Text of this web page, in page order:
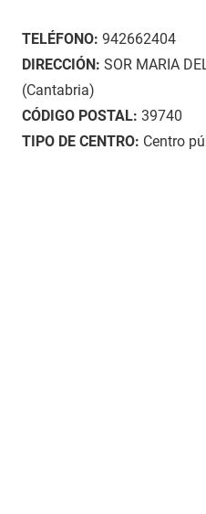
TELÉFONO: 942662404
DIRECCIÓN: SOR MARIA
(Cantabria)
CÓDIGO POSTAL: 39740
TIPO DE CENTRO: Centro